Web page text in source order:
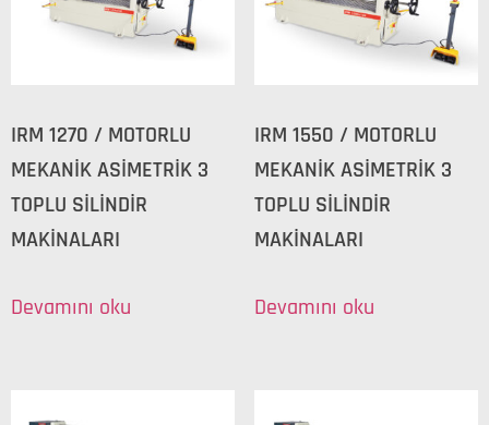
IRM 1270 / MOTORLU
MEKANİK ASİMETRİK 3
TOPLU SİLİNDİR
MAKİNALARI
Devamını oku
IRM 1550 / MOTORLU
MEKANİK ASİMETRİK 3
TOPLU SİLİNDİR
MAKİNALARI
Devamını oku